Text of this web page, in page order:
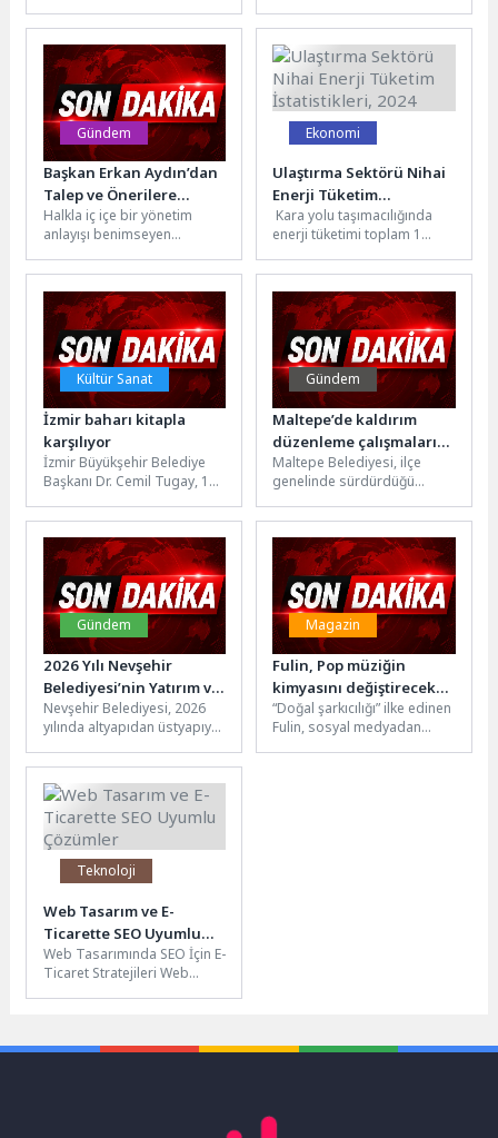
sinemasının unutulmaz film
müziklerini Aşık...
bir...
Gündem
Başkan Erkan Aydın’dan
Talep ve Önerilere
Yerinde Çözüm
Halkla iç içe bir yönetim
anlayışı benimseyen
Başkanı Erkan Aydın,
Alacahırka Mahallesi’nde
düzenlenen...
Ekonomi
Ulaştırma Sektörü Nihai
Enerji Tüketim
İstatistikleri, 2024
Kara yolu taşımacılığında
enerji tüketimi toplam 1
oldu Ulaştırma Sektörü
Nihai...
Kültür Sanat
İzmir baharı kitapla
karşılıyor
İzmir Büyükşehir Belediye
Başkanı Dr. Cemil Tugay, 17-
ile 20.00 saatleri arasında...
Gündem
Maltepe’de kaldırım
düzenleme çalışmaları
sürüyor
Maltepe Belediyesi, ilçe
genelinde sürdürdüğü
çalışmalarına Altayçeşme
Mahallesi'nde devam ediyor.
Kentli Sokak'ta yürütülen...
Gündem
2026 Yılı Nevşehir
Belediyesi’nin Yatırım ve
Hizmet Yılı Olacak
Nevşehir Belediyesi, 2026
yılında altyapıdan üstyapıya,
sanat faaliyetlerine kadar
kente değer katan proje...
Magazin
Fulin, Pop müziğin
kimyasını değiştirecek
şarkı arayışında
“Doğal şarkıcılığı” ilke edinen
Fulin, sosyal medyadan
Teknoloji
Web Tasarım ve E-
Ticarette SEO Uyumlu
Çözümler
Web Tasarımında SEO İçin E-
Ticaret Stratejileri Web